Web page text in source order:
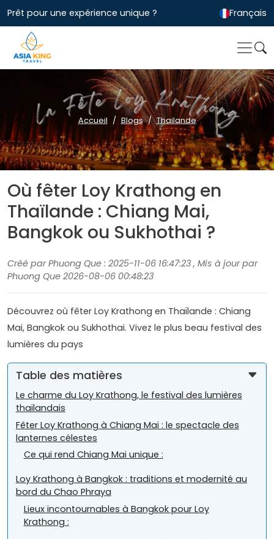
Prêt pour une expérience unique ? Français
Accueil Blogs Thailande
Où fêter Loy Krathong en
Thaïlande : Chiang Mai,
Bangkok ou Sukhothai ?
Créé par Phuong Que : 2025-11-06 16:47:23 , Mis à jour par
Phuong Que 2026-08-06 00:48:23
Découvrez où fêter Loy Krathong en Thaïlande : Chiang
Mai, Bangkok ou Sukhothai. Vivez le plus beau festival des
lumières du pays
Table des matières
Le charme du Loy Krathong, le festival des lumières
thaïlandais
Fêter Loy Krathong à Chiang Mai : le spectacle des
lanternes célestes
Ce qui rend Chiang Mai unique :
Loy Krathong à Bangkok : traditions et modernité au
bord du Chao Phraya
Lieux incontournables à Bangkok pour Loy
Krathong :